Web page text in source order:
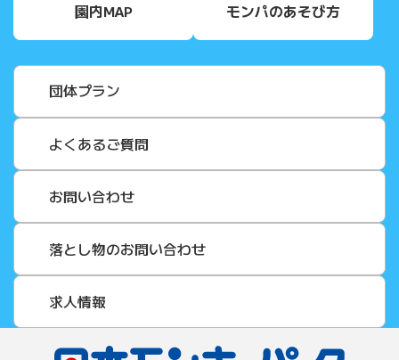
園内MAP モンパのあそび方
団体プラン
よくあるご質問
お問い合わせ
落とし物のお問い合わせ
求人情報